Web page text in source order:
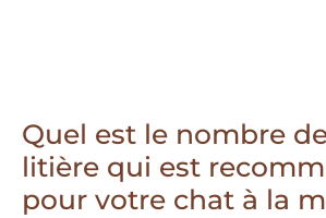
Quel est le nombre
litière qui est
pour votre chat à la